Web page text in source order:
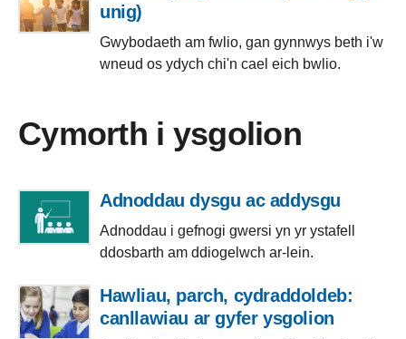
unig)
Gwybodaeth am fwlio, gan gynnwys beth i'w
wneud os ydych chi'n cael eich bwlio.
Cymorth i ysgolion
Adnoddau dysgu ac addysgu
Adnoddau i gefnogi gwersi yn yr ystafell
ddosbarth am ddiogelwch ar-lein.
Hawliau, parch, cydraddoldeb:
canllawiau ar gyfer ysgolion